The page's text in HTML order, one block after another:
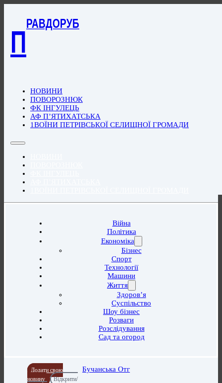
П
РАВДОРУБ
НОВИНИ
ПОВОРОЗНЮК
ФК ІНГУЛЕЦЬ
АФ П’ЯТИХАТСЬКА
1ВОЇНИ ПЕТРІВСЬКОЇ СЕЛИЩНОЇ ГРОМАДИ
Війна
Політика
Економіка
Бізнес
Спорт
Технології
Машини
Життя
Здоров’я
Суспільство
Шоу бізнес
Розваги
Розслідування
Сад та огород
Додати свою
новину
Відкрити/
Бучанська Отг